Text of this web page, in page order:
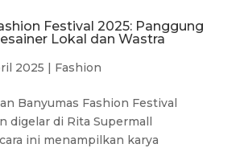
Festival 2025: Panggung
Lokal dan Wastra
2025 | Fashion
Banyumas Fashion Festival
digelar di Rita Supermall
ini menampilkan karya